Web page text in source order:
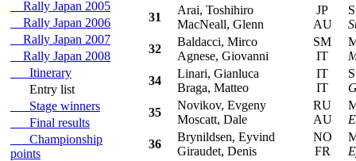
Rally Japan 2005
Rally Japan 2006
Rally Japan 2007
Rally Japan 2008
Itinerary
Entry list
Stage winners
Final results
Championship
points
31
Arai, Toshihiro
MacNeall, Glenn
JP
AU
32
Baldacci, Mirco
Agnese, Giovanni
SM
IT
34
Linari, Gianluca
Braga, Matteo
IT
IT
35
Novikov, Evgeny
Moscatt, Dale
RU
AU
36
Brynildsen, Eyvind
Giraudet, Denis
NO
FR